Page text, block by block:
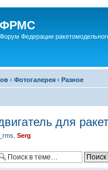
ФРМС
Форум Федерации
‹ Фотогалерея ‹ Разное
для
Serg